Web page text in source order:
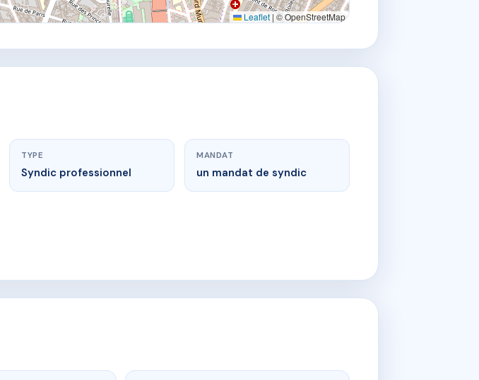
Leaflet | © OpenStreetMap
TYPE
Syndic professionnel
MANDAT
un mandat de syndic